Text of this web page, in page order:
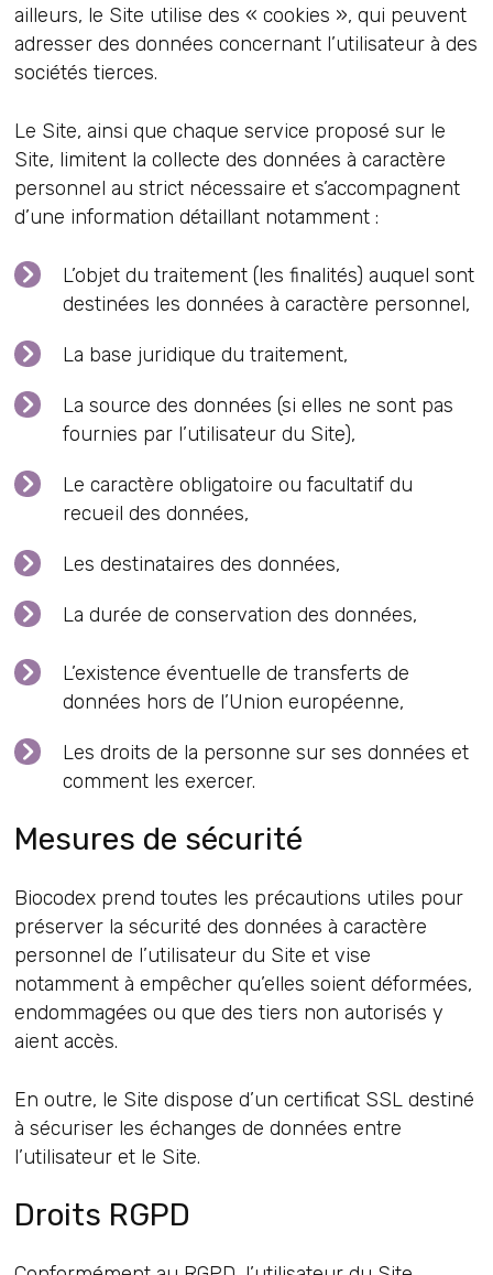
ailleurs, le Site utilise des « cookies », qui peuvent
adresser des données concernant l’utilisateur à des
sociétés tierces.
Le Site, ainsi que chaque service proposé sur le
Site, limitent la collecte des données à caractère
personnel au strict nécessaire et s’accompagnent
d’une information détaillant notamment :
L’objet du traitement (les finalités) auquel sont
destinées les données à caractère personnel,
La base juridique du traitement,
La source des données (si elles ne sont pas
fournies par l’utilisateur du Site),
Le caractère obligatoire ou facultatif du
recueil des données,
Les destinataires des données,
La durée de conservation des données,
L’existence éventuelle de transferts de
données hors de l’Union européenne,
Les droits de la personne sur ses données et
comment les exercer.
Mesures de sécurité
Biocodex prend toutes les précautions utiles pour
préserver la sécurité des données à caractère
personnel de l’utilisateur du Site et vise
notamment à empêcher qu’elles soient déformées,
endommagées ou que des tiers non autorisés y
aient accès.
En outre, le Site dispose d’un certificat SSL destiné
à sécuriser les échanges de données entre
l’utilisateur et le Site.
Droits RGPD